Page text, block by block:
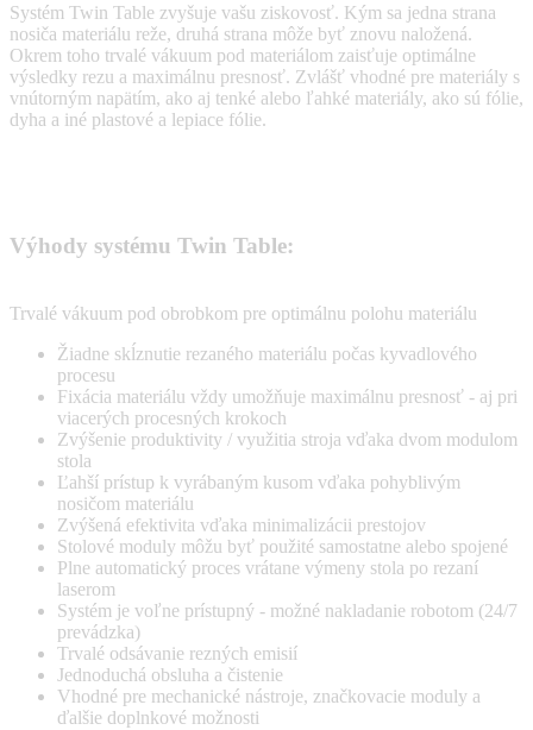
Systém Twin Table zvyšuje vašu ziskovosť. Kým sa jedna strana
nosiča materiálu reže, druhá strana môže byť znovu naložená.
Okrem toho trvalé vákuum pod materiálom zaisťuje optimálne
výsledky rezu a maximálnu presnosť. Zvlášť vhodné pre materiály s
vnútorným napätím, ako aj tenké alebo ľahké materiály, ako sú fólie,
dyha a iné plastové a lepiace fólie.
Výhody systému Twin Table:
Trvalé vákuum pod obrobkom pre optimálnu polohu materiálu
Žiadne skĺznutie rezaného materiálu počas kyvadlového
procesu
Fixácia materiálu vždy umožňuje maximálnu presnosť - aj pri
viacerých procesných krokoch
Zvýšenie produktivity / využitia stroja vďaka dvom modulom
stola
Ľahší prístup k vyrábaným kusom vďaka pohyblivým
nosičom materiálu
Zvýšená efektivita vďaka minimalizácii prestojov
Stolové moduly môžu byť použité samostatne alebo spojené
Plne automatický proces vrátane výmeny stola po rezaní
laserom
Systém je voľne prístupný - možné nakladanie robotom (24/7
prevádzka)
Trvalé odsávanie rezných emisií
Jednoduchá obsluha a čistenie
Vhodné pre mechanické nástroje, značkovacie moduly a
ďalšie doplnkové možnosti